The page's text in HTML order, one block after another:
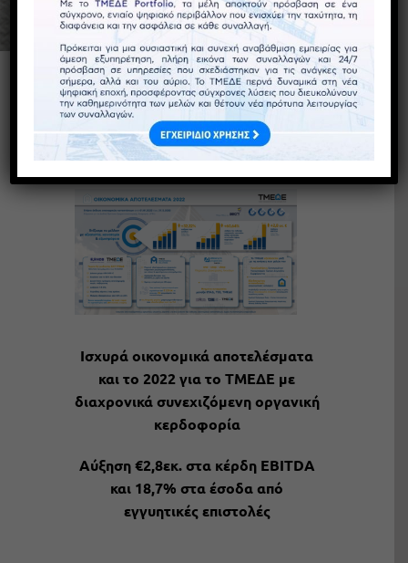
Ετήσια έκθεση οικονομικών
καταστάσεων για τη χρήση
του 2022
Ισχυρά οικονομικά αποτελέσματα
και το 2022 για το ΤΜΕΔΕ με
διαχρονικά συνεχιζόμενη οργανική
κερδοφορία
Αύξηση €2,8εκ. στα κέρδη EBIΤDA
και 18,7% στα έσοδα από
εγγυητικές επιστολές